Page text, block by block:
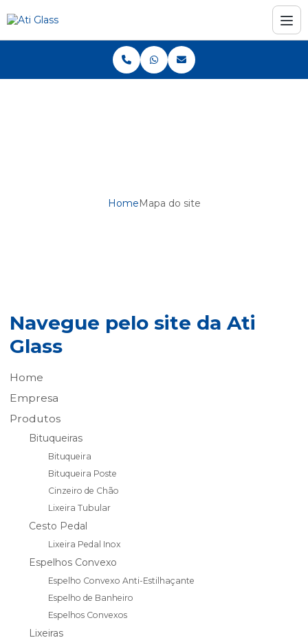
HomeMapa do site
Navegue pelo site da Ati
Glass
Home
Empresa
Produtos
Bituqueiras
Bituqueira
Bituqueira Poste
Cinzeiro de Chão
Lixeira Tubular
Cesto Pedal
Lixeira Pedal Inox
Espelhos Convexo
Espelho Convexo Anti-Estilhaçante
Espelho de Banheiro
Espelhos Convexos
Lixeiras